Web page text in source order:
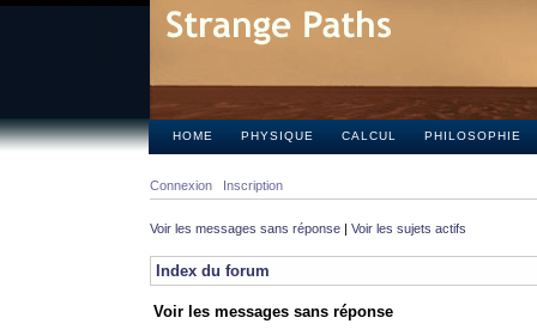
HOME PHYSIQUE CALCUL PHILOSOPHIE
Connexion Inscription
Voir les messages sans réponse | Voir les sujets actifs
Index du forum
Voir les messages sans réponse